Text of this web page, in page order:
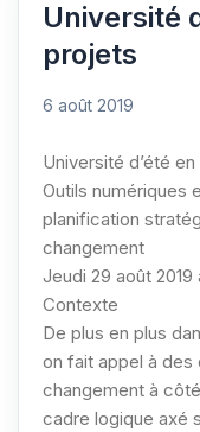
Université
projets
6 août 2019
Université d’été
Outils numériques
planification
changement
Jeudi 29 août
Contexte
De plus en plus
on fait appel à
changement à
cadre logique axé